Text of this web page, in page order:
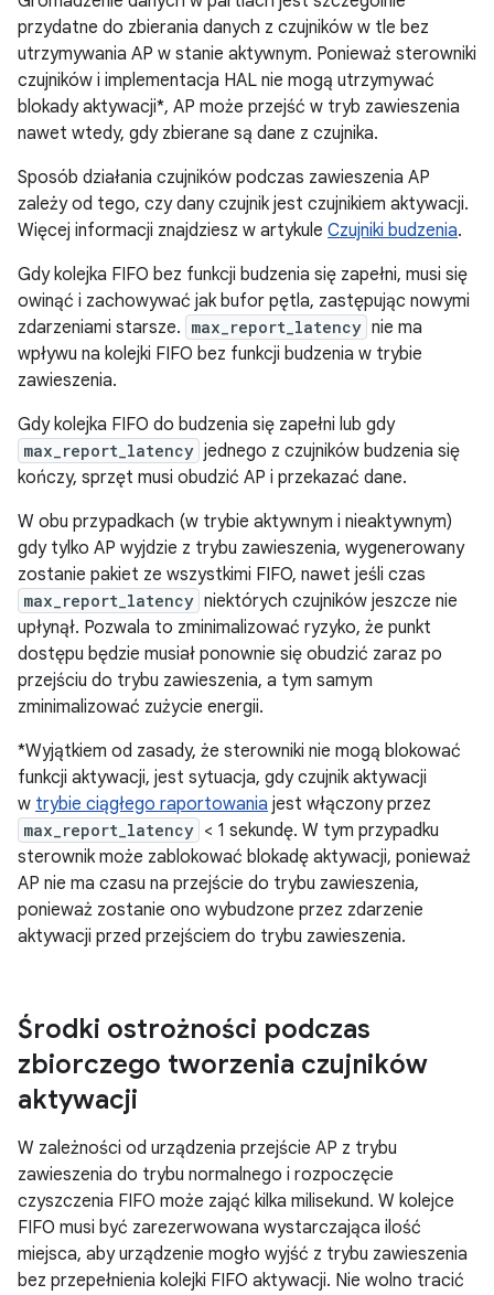
przydatne do zbierania danych z czujników w tle bez
utrzymywania AP w stanie aktywnym. Ponieważ sterowniki
czujników i implementacja HAL nie mogą utrzymywać
blokady aktywacji*, AP może przejść w tryb zawieszenia
nawet wtedy, gdy zbierane są dane z czujnika.
Sposób działania czujników podczas zawieszenia AP
zależy od tego, czy dany czujnik jest czujnikiem aktywacji.
Więcej informacji znajdziesz w artykule Czujniki budzenia.
Gdy kolejka FIFO bez funkcji budzenia się zapełni, musi się
owinąć i zachowywać jak bufor pętla, zastępując nowymi
zdarzeniami starsze. max_report_latency nie ma
wpływu na kolejki FIFO bez funkcji budzenia w trybie
zawieszenia.
Gdy kolejka FIFO do budzenia się zapełni lub gdy
max_report_latency jednego z czujników budzenia się
kończy, sprzęt musi obudzić AP i przekazać dane.
W obu przypadkach (w trybie aktywnym i nieaktywnym)
gdy tylko AP wyjdzie z trybu zawieszenia, wygenerowany
zostanie pakiet ze wszystkimi FIFO, nawet jeśli czas
max_report_latency niektórych czujników jeszcze nie
upłynął. Pozwala to zminimalizować ryzyko, że punkt
dostępu będzie musiał ponownie się obudzić zaraz po
przejściu do trybu zawieszenia, a tym samym
zminimalizować zużycie energii.
*Wyjątkiem od zasady, że sterowniki nie mogą blokować
funkcji aktywacji, jest sytuacja, gdy czujnik aktywacji
w trybie ciągłego raportowania jest włączony przez
max_report_latency < 1 sekundę. W tym przypadku
sterownik może zablokować blokadę aktywacji, ponieważ
AP nie ma czasu na przejście do trybu zawieszenia,
ponieważ zostanie ono wybudzone przez zdarzenie
aktywacji przed przejściem do trybu zawieszenia.
Środki ostrożności podczas
zbiorczego tworzenia czujników
aktywacji
W zależności od urządzenia przejście AP z trybu
zawieszenia do trybu normalnego i rozpoczęcie
czyszczenia FIFO może zająć kilka milisekund. W kolejce
FIFO musi być zarezerwowana wystarczająca ilość
miejsca, aby urządzenie mogło wyjść z trybu zawieszenia
bez przepełnienia kolejki FIFO aktywacji. Nie wolno tracić